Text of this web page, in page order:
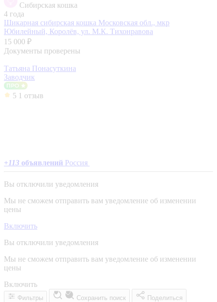
Сибирская кошка
4 года
Шикарная сибирская кошка Московская обл., мкр
Юбилейный, Королёв, ул. М.К. Тихонравова
15 000 ₽
Документы проверены
Татьяна Понасуткина
Заводчик
5 1 отзыв
+113 объявлений Россия
Вы отключили уведомления
Мы не сможем отправить вам уведомление об изменении
цены
Включить
Вы отключили уведомления
Мы не сможем отправить вам уведомление об изменении
цены
Включить
Фильтры Сохранить поиск Поделиться